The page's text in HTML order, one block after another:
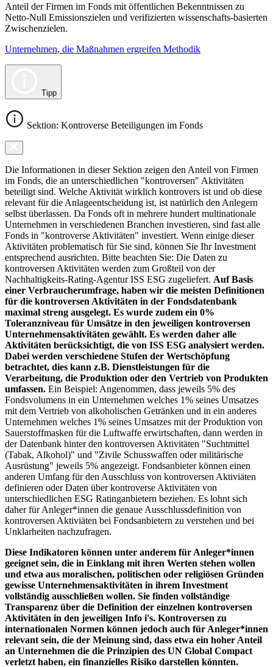
Anteil der Firmen im Fonds mit öffentlichen Bekenntnissen zu
Netto-Null Emissionszielen und verifizierten wissenschafts-basierten
Zwischenzielen.
Unternehmen, die Maßnahmen ergreifen Methodik
Tipp
Sektion: Kontroverse Beteiligungen im Fonds
Die Informationen in dieser Sektion zeigen den Anteil von Firmen
im Fonds, die an unterschiedlichen "kontroversen" Aktivitäten
beteiligt sind. Welche Aktivität wirklich kontrovers ist und ob diese
relevant für die Anlageentscheidung ist, ist natürlich den Anlegern
selbst überlassen. Da Fonds oft in mehrere hundert multinationale
Unternehmen in verschiedenen Branchen investieren, sind fast alle
Fonds in "kontroverse Aktivitäten" investiert. Wenn einige dieser
Aktivitäten problematisch für Sie sind, können Sie Ihr Investment
entsprechend ausrichten. Bitte beachten Sie: Die Daten zu
kontroversen Aktivitäten werden zum Großteil von der
Nachhaltigkeits-Rating-Agentur ISS ESG zugeliefert. Auf Basis
einer Verbraucherumfrage, haben wir die meisten Definitionen
für die kontroversen Aktivitäten in der Fondsdatenbank
maximal streng ausgelegt. Es wurde zudem ein 0%
Toleranzniveau für Umsätze in den jeweiligen kontroversen
Unternehmensaktivitäten gewählt. Es werden daher alle
Aktivitäten berücksichtigt, die von ISS ESG analysiert werden.
Dabei werden verschiedene Stufen der Wertschöpfung
betrachtet, dies kann z.B. Dienstleistungen für die
Verarbeitung, die Produktion oder den Vertrieb von Produkten
umfassen. Ein Beispiel: Angenommen, dass jeweils 5% des
Fondsvolumens in ein Unternehmen welches 1% seines Umsatzes
mit dem Vertrieb von alkoholischen Getränken und in ein anderes
Unternehmen welches 1% seines Umsatzes mit der Produktion von
Sauerstoffmasken für die Luftwaffe erwirtschaften, dann werden in
der Datenbank hinter den kontroversen Aktivitäten "Suchtmittel
(Tabak, Alkohol)" und "Zivile Schusswaffen oder militärische
Ausrüstung" jeweils 5% angezeigt. Fondsanbieter können einen
anderen Umfang für den Ausschluss von kontroversen Aktiviäten
definieren oder Daten über kontroverse Aktivitäten von
unterschiedlichen ESG Ratinganbietern beziehen. Es lohnt sich
daher für Anleger*innen die genaue Ausschlussdefinition von
kontroversen Aktiviäten bei Fondsanbietern zu verstehen und bei
Unklarheiten nachzufragen.
Diese Indikatoren können unter anderem für Anleger*innen
geeignet sein, die in Einklang mit ihren Werten stehen wollen
und etwa aus moralischen, politischen oder religiösen Gründen
gewisse Unternehmensaktivitäten in ihrem Investment
vollständig ausschließen wollen. Sie finden vollständige
Transparenz über die Definition der einzelnen kontroversen
Aktivitäten in den jeweiligen Info i's. Kontroversen zu
internationalen Normen können jedoch auch für Anleger*innen
relevant sein, die der Meinung sind, dass etwa ein hoher Anteil
an Unternehmen die die Prinzipien des UN Global Compact
verletzt haben, ein finanzielles Risiko darstellen könnten.